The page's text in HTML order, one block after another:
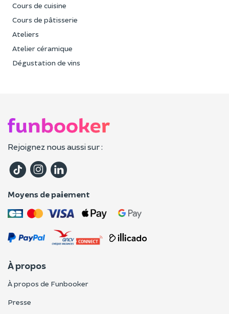
Cours de cuisine
Cours de pâtisserie
Ateliers
Atelier céramique
Dégustation de vins
Rejoignez nous aussi sur :
Moyens de paiement
À propos
À propos de Funbooker
Presse